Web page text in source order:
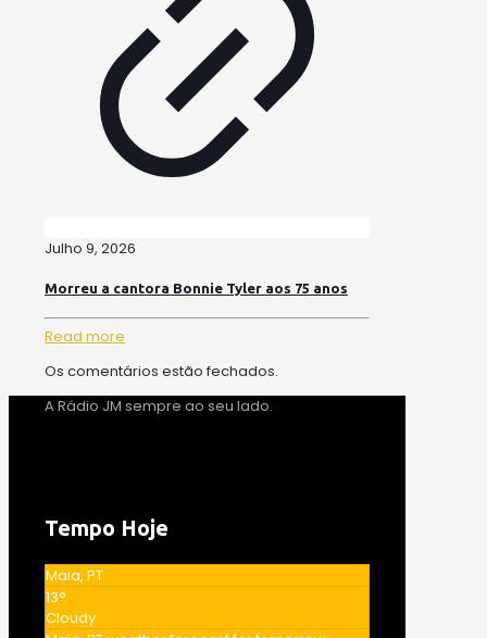
Julho 9, 2026
Morreu a cantora Bonnie Tyler aos 75 anos
Read more
Os comentários estão fechados.
A Rádio JM sempre ao seu lado.
Tempo Hoje
Maia, PT
13°
Cloudy